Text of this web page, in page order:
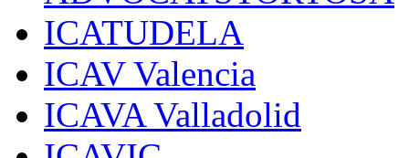
ICATUDELA
ICAV Valencia
ICAVA Valladolid